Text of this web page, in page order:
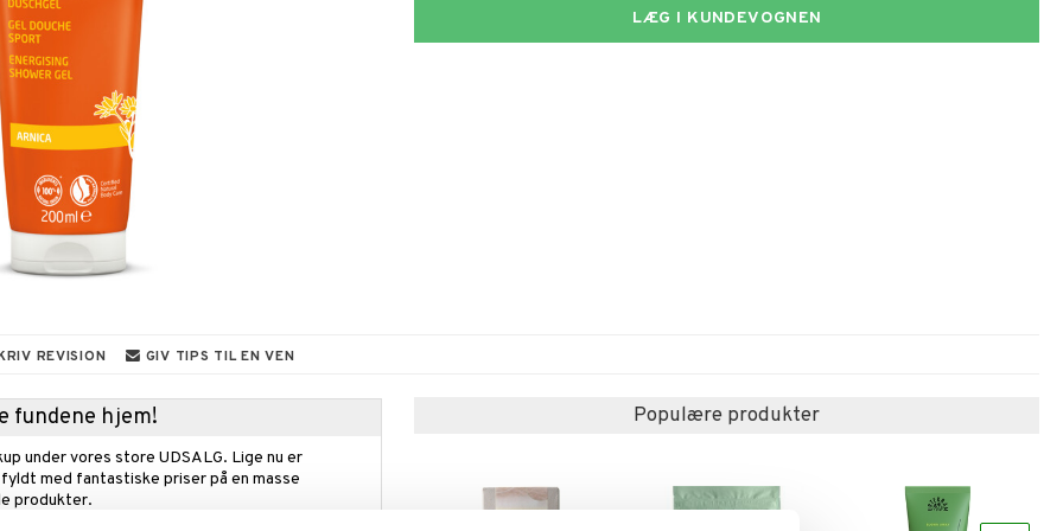
LÆG I KUNDEVOGNEN
REVISION GIV TIPS TIL EN VEN
fundene hjem!
under vores store UDSALG. Lige nu er
med fantastiske priser på en masse
produkter.
Populære produkter